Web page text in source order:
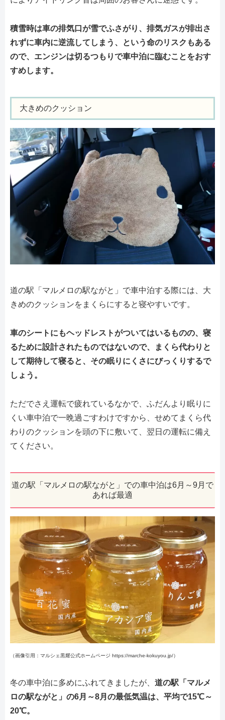
積雪時は車の排気口が雪でふさがり、排気ガスが排出さ
れずに車内に逆流してしまう、という命のリスクもある
ので、エンジンは切るつもりで車中泊に臨むことをおす
すめします。
大きめのクッション
道の駅「マルメロの駅ながと」で車中泊する際には、大
きめのクッションをまくらにすると寝やすいです。
車のシートにもヘッドレストがついてはいるものの、寝
るために設計されたものではないので、まくら代わりと
して期待して寝ると、その眠りにくさにびっくりするで
しょう。
ただでさえ運転で疲れているなかで、ふだんより眠りに
くい車中泊で一晩過ごすわけですから、せめてまくら代
わりのクッションを頭の下に敷いて、翌日の運転に備え
てください。
道の駅「マルメロの駅ながと」での車中泊は6月～9月で
あれば最適
（画像引用：マルシェ黒耀公式ホームページ https://marche-kokuyou.jp/）
冬の車中泊に多めにふれてきましたが、 道の駅「マルメ
ロの駅ながと」の6月～8月の最低気温は、平均で15℃～
20℃。